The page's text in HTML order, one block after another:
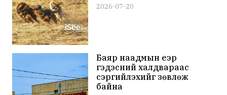
2026-07-20
Баяр наадмын үеэр
гэдэсний халдвараас
сэргийлэхийг зөвлөж
байна